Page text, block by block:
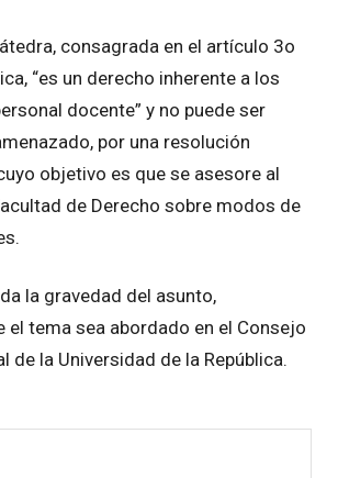
consagrada en el artículo 3o
“es un derecho inherente a los
docente” y no puede ser
por una resolución
objetivo es que se asesore al
de Derecho sobre modos de
la gravedad del asunto,
tema sea abordado en el Consejo
de la Universidad de la República.